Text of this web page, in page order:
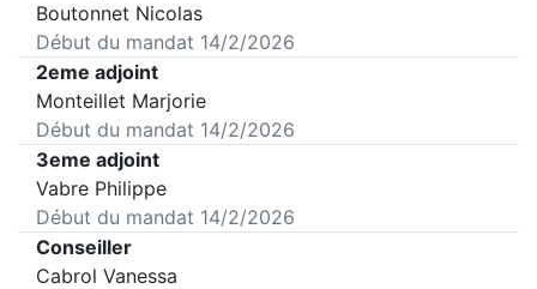
Boutonnet Nicolas
Début du mandat 14/2/2026
2eme adjoint
Monteillet Marjorie
Début du mandat 14/2/2026
3eme adjoint
Vabre Philippe
Début du mandat 14/2/2026
Conseiller
Cabrol Vanessa